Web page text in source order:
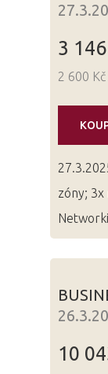
3
2 600
zóny;
10